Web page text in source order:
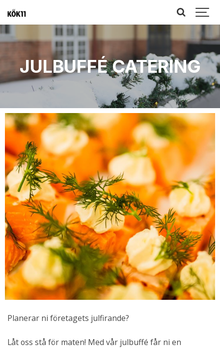
JULBUFFÉ CATERING
Planerar ni företagets julfirande?
Låt oss stå för maten! Med vår julbuffé får ni en